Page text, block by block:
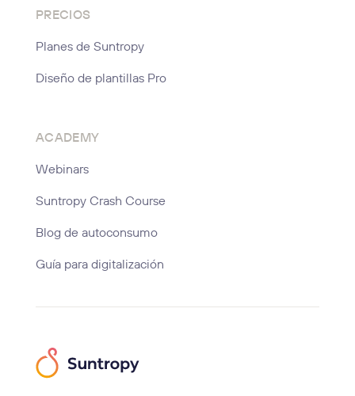
PRECIOS
Planes de Suntropy
Diseño de plantillas Pro
ACADEMY
Webinars
Suntropy Crash Course
Blog de autoconsumo
Guía para digitalización